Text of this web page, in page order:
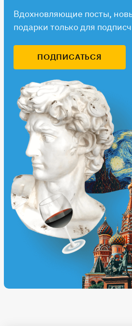
Вдохновляющие посты,
подарки только для
ПОДПИСАТЬСЯ